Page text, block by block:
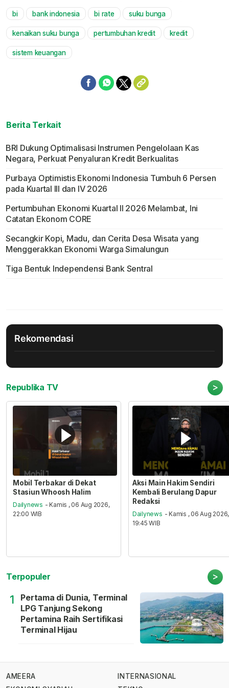
bi bank indonesia bi rate suku bunga
kenaikan suku bunga pertumbuhan kredit kredit
sistem keuangan
Berita Terkait
BRI Dukung Optimalisasi Instrumen Pengelolaan Kas
Negara, Perkuat Penyaluran Kredit Berkualitas
Purbaya Optimistis Ekonomi Indonesia Tumbuh 6 Persen
pada Kuartal III dan IV 2026
Pertumbuhan Ekonomi Kuartal II 2026 Melambat, Ini
Catatan Ekonom CORE
Secangkir Kopi, Madu, dan Cerita Desa Wisata yang
Menggerakkan Ekonomi Warga Simalungun
Tiga Bentuk Independensi Bank Sentral
Rekomendasi
Republika TV >
Mobil Terbakar di Dekat
Stasiun Whoosh Halim
Dailynews - Kamis , 06 Aug 2026,
22:00 WIB
Aksi Main Hakim Sendiri
Kembali Berulang Dapur
Redaksi
Dailynews - Kamis , 06 Aug 2026,
19:45 WIB
Terpopuler >
1
Pertama di Dunia, Terminal
LPG Tanjung Sekong
Pertamina Raih Sertifikasi
Terminal Hijau
AMEERA
INTERNASIONAL